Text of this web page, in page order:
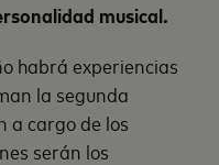
musical.
habrá experiencias
la segunda
a cargo de los
serán los